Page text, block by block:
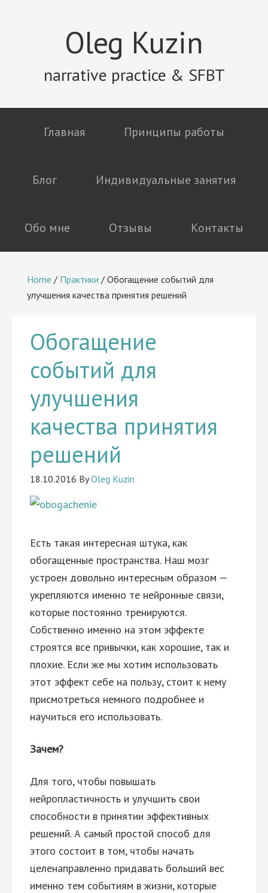
Oleg Kuzin
narrative practice & SFBT
Главная Принципы работы
Блог Индивидуальные занятия
Обо мне Отзывы Контакты
Home / Практики / Обогащение событий для
улучшения качества принятия решений
Обогащение
событий для
улучшения
качества принятия
решений
18.10.2016 ByOleg Kuzin
Есть такая интересная штука, как
обогащенные пространства. Наш мозг
устроен довольно интересным образом —
укрепляются именно те нейронные связи,
которые постоянно тренируются.
Собственно именно на этом эффекте
строятся все привычки, как хорошие, так и
плохие. Если же мы хотим использовать
этот эффект себе на пользу, стоит к нему
присмотреться немного подробнее и
научиться его использовать.
Зачем?
Для того, чтобы повышать
нейропластичность и улучшить свои
способности в принятии эффективных
решений. А самый простой способ для
этого состоит в том, чтобы начать
целенаправленно придавать больший вес
именно тем событиям в жизни, которые